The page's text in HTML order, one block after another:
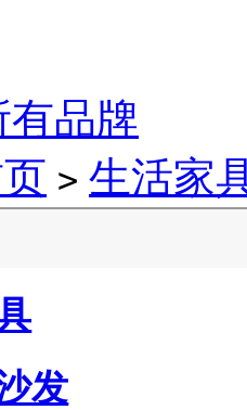
有品牌
> 生活家
发